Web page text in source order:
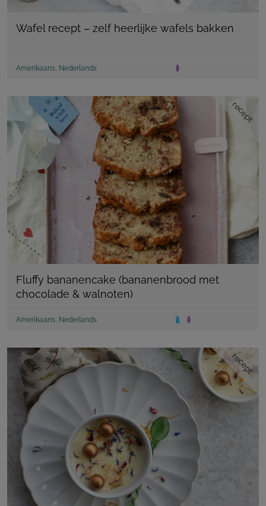
Wafel recept – zelf heerlijke wafels bakken
Amerikaans, Nederlands
recept
Fluffy bananencake (bananenbrood met
chocolade & walnoten)
Amerikaans, Nederlands
recept